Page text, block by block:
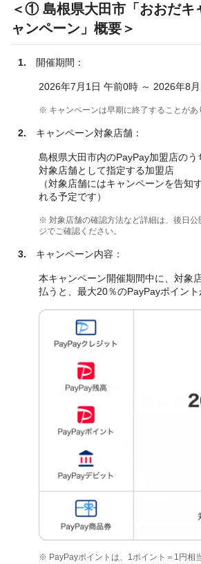
＜① 島根県大田市「おおだキ
ャンペーン」概要＞
1. 開催期間：
2026年7月1日 午前0時 ～ 2026年8
※ キャンペーンは早期に終了することがあ
2. キャンペーン対象店舗：
島根県大田市内のPayPay加盟店の
対象店舗として指定する加盟店
（対象店舗にはキャンペーンを告知
れる予定です）
※ 対象店舗の確認方法など詳細は、後日公
ジでご確認ください。
3. キャンペーン内容：
本キャンペーン開催期間中に、対象
払うと、最大20％のPayPayポイント
※ PayPayポイントは、1ポイント＝1円相